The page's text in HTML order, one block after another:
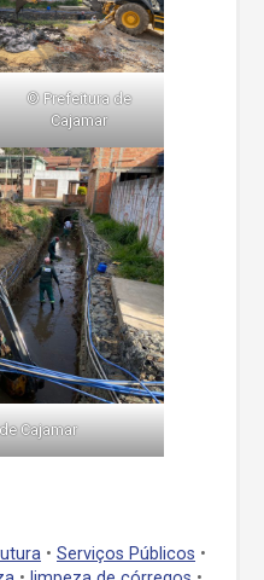
©️ Prefeitura de
Cajamar
Cajamar
• Serviços Públicos •